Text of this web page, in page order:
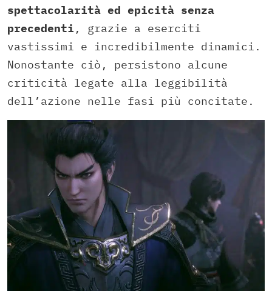
spettacolarità ed epicità senza
precedenti , grazie a eserciti
vastissimi e incredibilmente dinamici.
Nonostante ciò, persistono alcune
criticità legate alla leggibilità
dell’azione nelle fasi più concitate.